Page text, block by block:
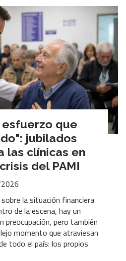
esfuerzo que
jubilados
las clínicas en
del PAMI
la situación financiera
de la escena, hay un
preocupación, pero también
momento que atraviesan
todo el país: los propios